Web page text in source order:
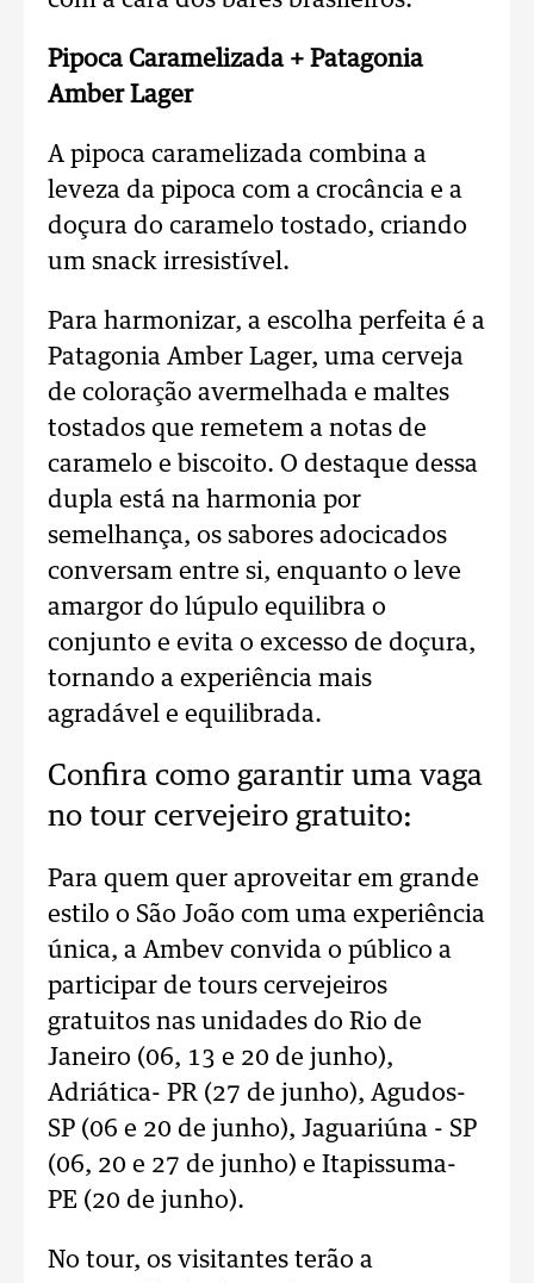
Pipoca Caramelizada + Patagonia
Amber Lager
A pipoca caramelizada combina a
leveza da pipoca com a crocância e a
doçura do caramelo tostado, criando
um snack irresistível.
Para harmonizar, a escolha perfeita é a
Patagonia Amber Lager, uma cerveja
de coloração avermelhada e maltes
tostados que remetem a notas de
caramelo e biscoito. O destaque dessa
dupla está na harmonia por
semelhança, os sabores adocicados
conversam entre si, enquanto o leve
amargor do lúpulo equilibra o
conjunto e evita o excesso de doçura,
tornando a experiência mais
agradável e equilibrada.
Confira como garantir uma vaga
no tour cervejeiro gratuito:
Para quem quer aproveitar em grande
estilo o São João com uma experiência
única, a Ambev convida o público a
participar de tours cervejeiros
gratuitos nas unidades do Rio de
Janeiro (06, 13 e 20 de junho),
Adriática- PR (27 de junho), Agudos-
SP (06 e 20 de junho), Jaguariúna - SP
(06, 20 e 27 de junho) e Itapissuma-
PE (20 de junho).
No tour, os visitantes terão a